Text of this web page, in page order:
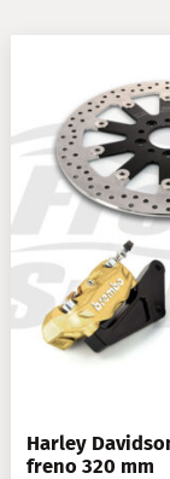
Harley
freno 320 mm